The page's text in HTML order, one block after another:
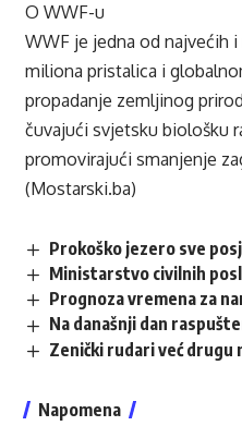
O WWF-u
WWF je jedna od najvećih
miliona pristalica i
propadanje zemljinog
čuvajući svjetsku biološku
promovirajući smanjenje
(Mostarski.ba)
Prokoško jezero sve
Ministarstvo civilnih
Prognoza vremena za
Na današnji dan
Zenički rudari već drugu
Napomena